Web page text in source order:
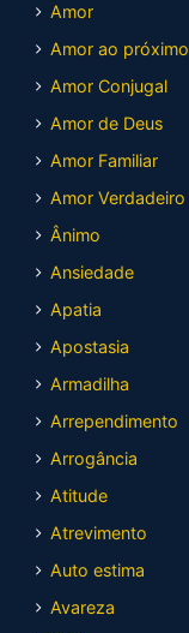
Amor
Amor ao próximo
Amor Conjugal
Amor de Deus
Amor Familiar
Amor Verdadeiro
Ânimo
Ansiedade
Apatia
Apostasia
Armadilha
Arrependimento
Arrogância
Atitude
Atrevimento
Auto estima
Avareza